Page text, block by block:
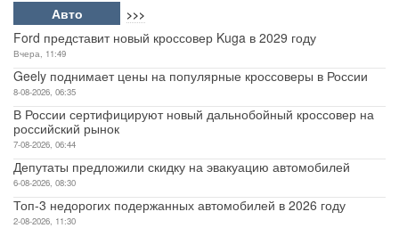
Авто >>>
Ford представит новый кроссовер Kuga в 2029 году
Вчера, 11:49
Geely поднимает цены на популярные кроссоверы в России
8-08-2026, 06:35
В России сертифицируют новый дальнобойный кроссовер на
российский рынок
7-08-2026, 06:44
Депутаты предложили скидку на эвакуацию автомобилей
6-08-2026, 08:30
Топ-3 недорогих подержанных автомобилей в 2026 году
2-08-2026, 11:30